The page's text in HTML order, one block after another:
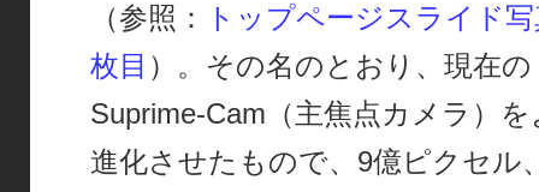
（参照：
トップページスライド
枚目 ）。その名のとおり、現在の
Suprime-Cam（主焦点カメラ）
進化させたもので、9億ピクセル